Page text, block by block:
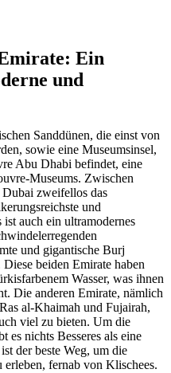
Ein
und
Sanddünen, die einst von
sowie eine Museumsinsel,
Abu Dhabi befindet, eine
Museums. Zwischen
zweifellos das
und
auch ein ultramodernes
und gigantische Burj
beiden Emirate haben
Wasser, was ihnen
Die anderen Emirate, nämlich
al-Khaimah und Fujairah,
viel zu bieten. Um die
es nichts Besseres als eine
der beste Weg, um die
erleben, fernab von Klischees.